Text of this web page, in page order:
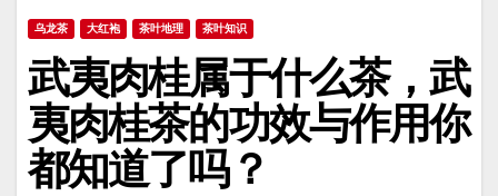
乌龙茶 大红袍 茶叶地理 茶叶知识
武夷肉桂属于什么茶，武
夷肉桂茶的功效与作用你
都知道了吗？